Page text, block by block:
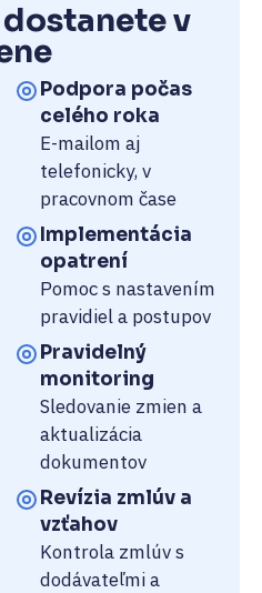
v
Podpora počas
celého roka
E-mailom aj
telefonicky, v
pracovnom čase
Implementácia
opatrení
Pomoc s nastavením
pravidiel a postupov
Pravidelný
monitoring
Sledovanie zmien a
aktualizácia
dokumentov
Revízia zmlúv a
vzťahov
Kontrola zmlúv s
dodávateľmi a